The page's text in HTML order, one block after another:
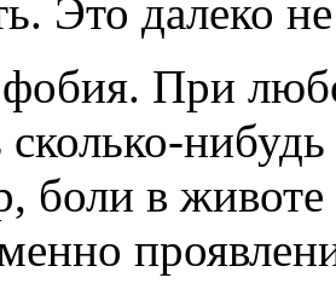
Это далеко
При
сколько-
боли в животе